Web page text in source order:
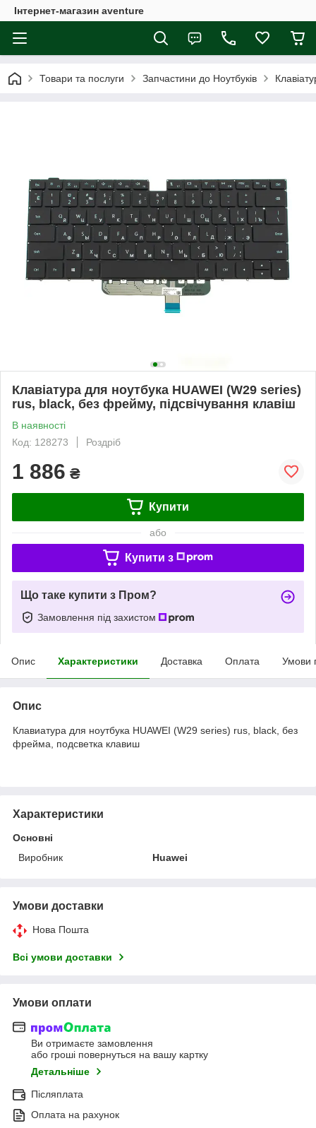
Інтернет-магазин aventure
Товари та послуги Запчастини до Ноутбуків
Клавіатура для ноутбука HUAWEI (W29 series)
rus, black, без фрейму, підсвічування клавіш
В наявності
Код: 128273
Роздріб
1 886 ₴
Купити
або
Купити з
Що таке купити з Пром?
Замовлення під захистом
Опис Характеристики Доставка Оплата Умови
Опис
Клавиатура для ноутбука HUAWEI (W29 series) rus, black, без
фрейма, подсветка клавиш
Характеристики
Основні
Виробник
Huawei
Умови доставки
Нова Пошта
Всі умови доставки
Умови оплати
Ви отримаєте замовлення
або гроші повернуться на вашу картку
Детальніше
Післяплата
Оплата на рахунок